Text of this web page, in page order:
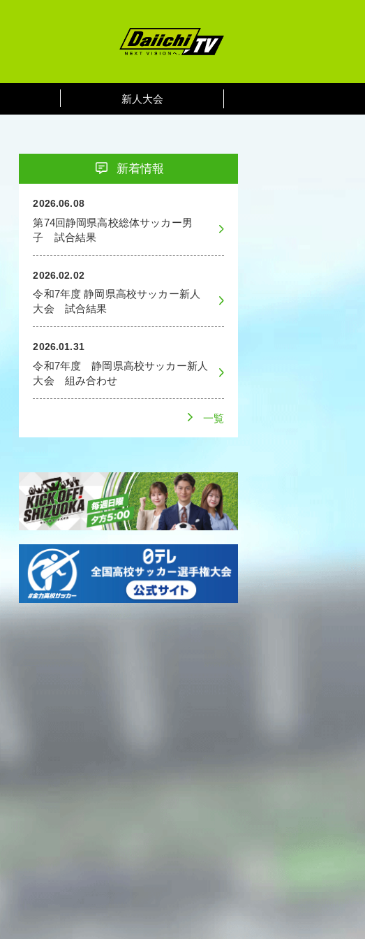
新人大会
新着情報
2026.06.08
第74回静岡県高校総体サッカー男
子 試合結果
2026.02.02
令和7年度 静岡県高校サッカー新人
大会 試合結果
2026.01.31
令和7年度 静岡県高校サッカー新人
大会 組み合わせ
一覧